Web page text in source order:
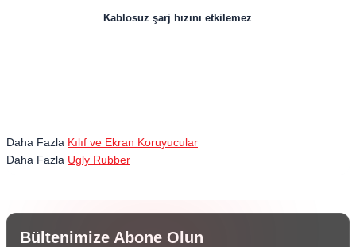
Kablosuz şarj hızını etkilemez
Daha Fazla Kılıf ve Ekran Koruyucular
Daha Fazla Ugly Rubber
Bültenimize Abone Olun